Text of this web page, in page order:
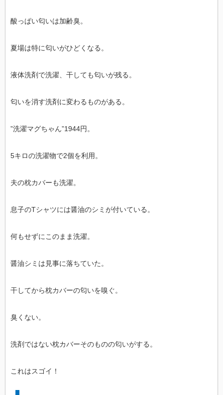
酸っぱい匂いは加齢臭。
夏場は特に匂いがひどくなる。
液体洗剤で洗濯、干しても匂いが残る。
匂いを消す洗剤に変わるものがある。
”洗濯マグちゃん”1944円。
5キロの洗濯物で2個を利用。
夫の枕カバーも洗濯。
息子のTシャツには醤油のシミが付いている。
何もせずにこのまま洗濯。
醤油シミは見事に落ちていた。
干してから枕カバーの匂いを嗅ぐ。
臭くない。
洗剤ではない枕カバーそのものの匂いがする。
これはスゴイ！